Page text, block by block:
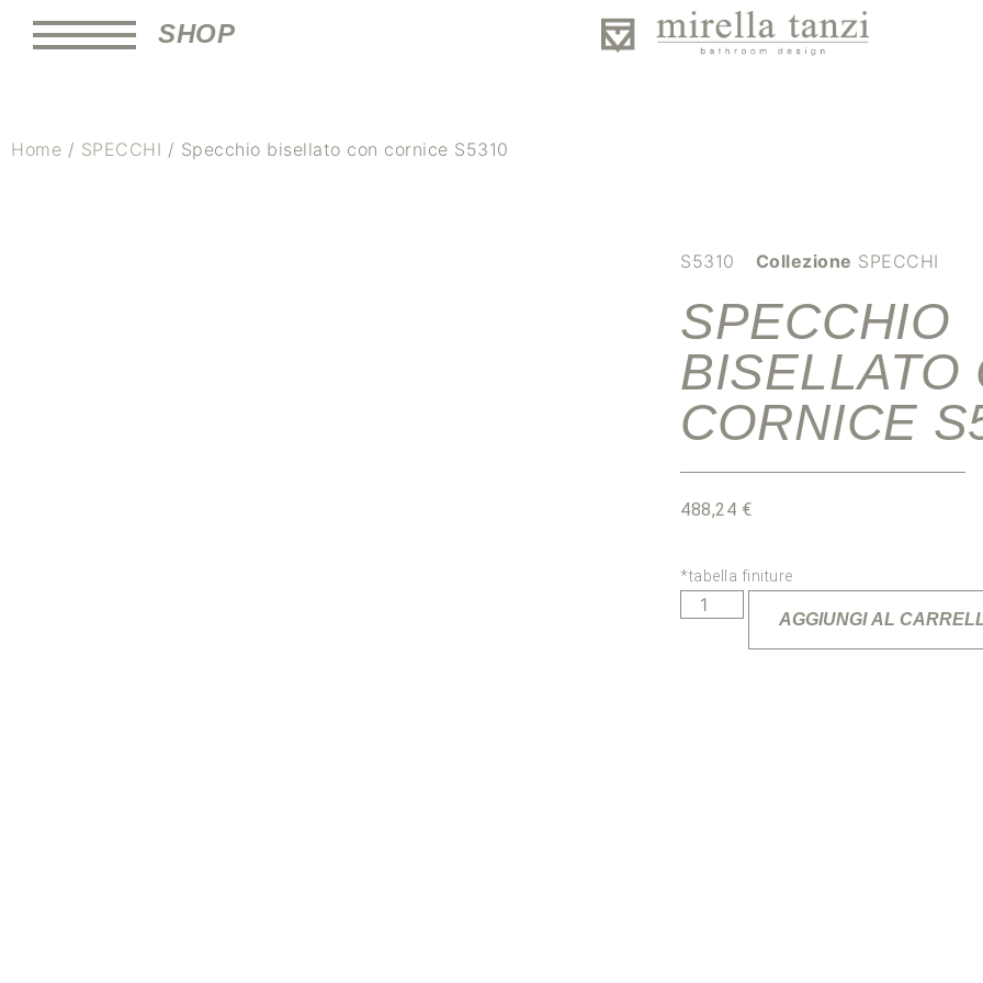
SHOP
Home / SPECCHI / Specchio bisellato con cornice S5310
S5310 Collezione SPECCHI
SPECCHIO
BISELLATO
CORNICE
488,24 €
*tabella finiture
AGGIUNGI AL